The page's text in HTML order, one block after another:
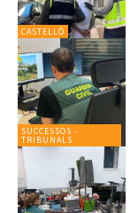
CASTELLÓ
SUCCESSOS -
TRIBUNALS